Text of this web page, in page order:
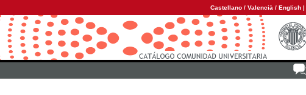
Castellano / Valencià / English |